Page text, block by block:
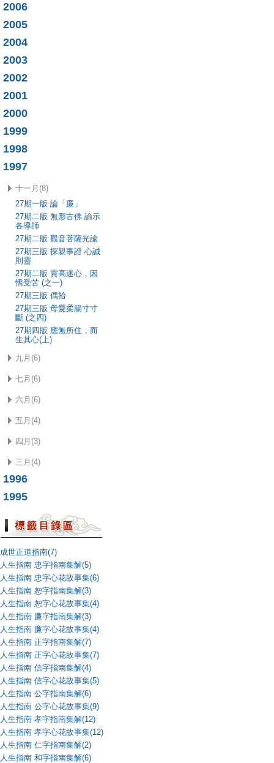
2006
2005
2004
2003
2002
2001
2000
1999
1998
1997
十一月(8)
27期一版 論「廉」
27期二版 無形古佛 諭示
各導師
27期二版 觀音菩薩光諭
27期三版 探親事證 心誠
則靈
27期二版 貢高迷心，因
憍受苦 (之一)
27期三版 偶拾
27期三版 母愛柔腸寸寸
斷 (之四)
27期四版 應無所住，而
生其心(上)
九月(6)
七月(6)
六月(6)
五月(4)
四月(3)
三月(4)
1996
1995
成世正道指南(7)
人生指南 忠字指南集解(5)
人生指南 忠字心花故事集(6)
人生指南 恕字指南集解(3)
人生指南 恕字心花故事集(4)
人生指南 廉字指南集解(3)
人生指南 廉字心花故事集(4)
人生指南 正字指南集解(7)
人生指南 正字心花故事集(7)
人生指南 信字指南集解(4)
人生指南 信字心花故事集(5)
人生指南 公字指南集解(6)
人生指南 公字心花故事集(9)
人生指南 孝字指南集解(12)
人生指南 孝字心花故事集(12)
人生指南 仁字指南集解(2)
人生指南 和字指南集解(6)